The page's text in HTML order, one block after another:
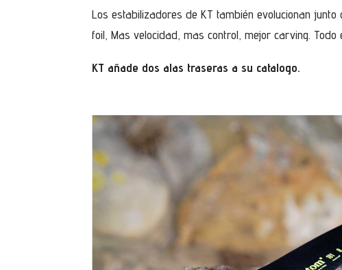
Los estabilizadores de KT también evolucionan
foil, Mas velocidad, mas control, mejor carving.
KT añade dos alas traseras a su catalogo.